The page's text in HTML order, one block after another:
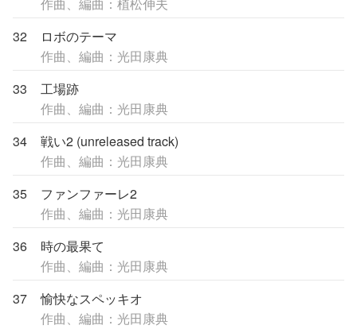
作曲、編曲：植松伸夫
32
ロボのテーマ
作曲、編曲：光田康典
33
工場跡
作曲、編曲：光田康典
34
戦い2 (unreleased track)
作曲、編曲：光田康典
35
ファンファーレ2
作曲、編曲：光田康典
36
時の最果て
作曲、編曲：光田康典
37
愉快なスペッキオ
作曲、編曲：光田康典